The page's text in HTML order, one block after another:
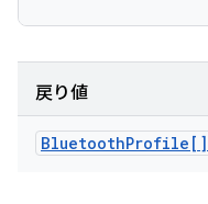
戻り値
BluetoothProfile[]